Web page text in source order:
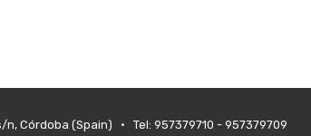
Córdoba (Spain) • Tel: 957379710 - 957379709